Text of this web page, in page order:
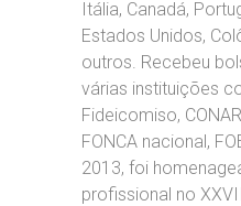
Itália, Canadá,
Estados Unidos,
outros. Recebeu
várias instituições
Fideicomiso,
FONCA nacional,
2013, foi
profissional no